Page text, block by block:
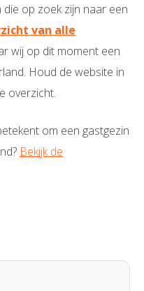
op zoek zijn naar een
van alle
wij op dit moment een
Houd de website in
overzicht.
om een gastgezin
Bekijk de